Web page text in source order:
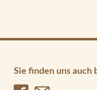
Sie finden uns auch